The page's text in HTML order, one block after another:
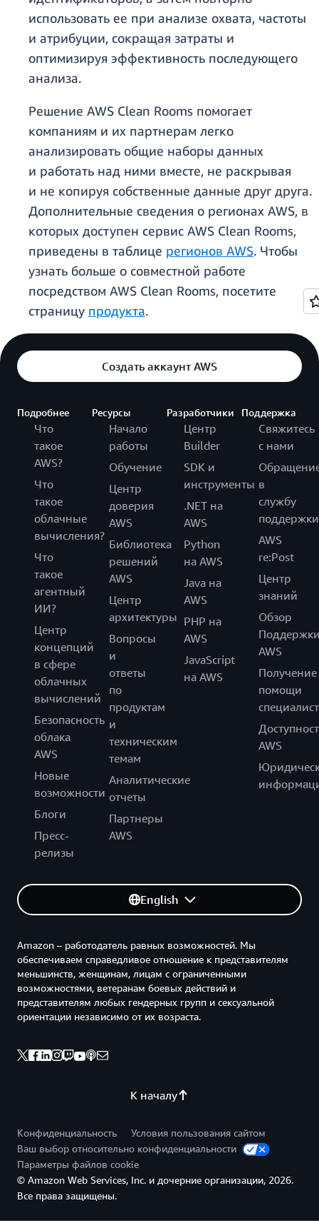
использовать ее при анализе охвата, частоты
и атрибуции, сокращая затраты и
оптимизируя эффективность последующего
анализа.
Решение AWS Clean Rooms помогает
компаниям и их партнерам легко
анализировать общие наборы данных
и работать над ними вместе, не раскрывая
и не копируя собственные данные друг друга.
Дополнительные сведения о регионах AWS, в
которых доступен сервис AWS Clean Rooms,
приведены в таблице регионов AWS. Чтобы
узнать больше о совместной работе
посредством AWS Clean Rooms, посетите
страницу продукта.
Создать аккаунт AWS
Подробнее
Что
такое
AWS?
Что
такое
облачные
вычисления?
Что
такое
агентный
ИИ?
Центр
концепций
в сфере
облачных
вычислений
Безопасность
облака
AWS
Новые
возможности
Блоги
Пресс-
релизы
Ресурсы
Начало
работы
Обучение
Центр
доверия
AWS
Библиотека
решений
AWS
Центр
архитектуры
Вопросы
и
ответы
по
продуктам
и
техническим
темам
Аналитические
отчеты
Партнеры
AWS
Разработчики
Центр
Builder
SDK и
инструменты
.NET на
AWS
Python
на AWS
Java на
AWS
PHP на
AWS
JavaScript
на AWS
Поддержка
Свяжитесь
с нами
в
службу
поддержки
AWS
re:Post
Центр
знаний
Обзор
AWS
Получение
помощи
AWS
English
К началу
Amazon – работодатель равных возможностей. Мы
обеспечиваем справедливое отношение к представителям
меньшинств, женщинам, лицам с ограниченными
возможностями, ветеранам боевых действий и
представителям любых гендерных групп и сексуальной
ориентации независимо от их возраста.
Конфиденциальность
Условия пользования сайтом
Ваш выбор относительно конфиденциальности
Параметры файлов cookie
© Amazon Web Services, Inc. и дочерние организации, 2026.
Все права защищены.